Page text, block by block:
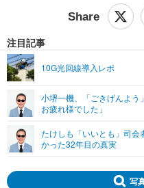
グラビア
ショッピング
ライフTOP
その他
リリース一覧
プッシュ通知の停止方法
注目記事
10G光回線導入レポ
小堺一機、「ごきげんよ
お疲れ様でした」
たけしも「いいとも」司
かった32年目の真実
写